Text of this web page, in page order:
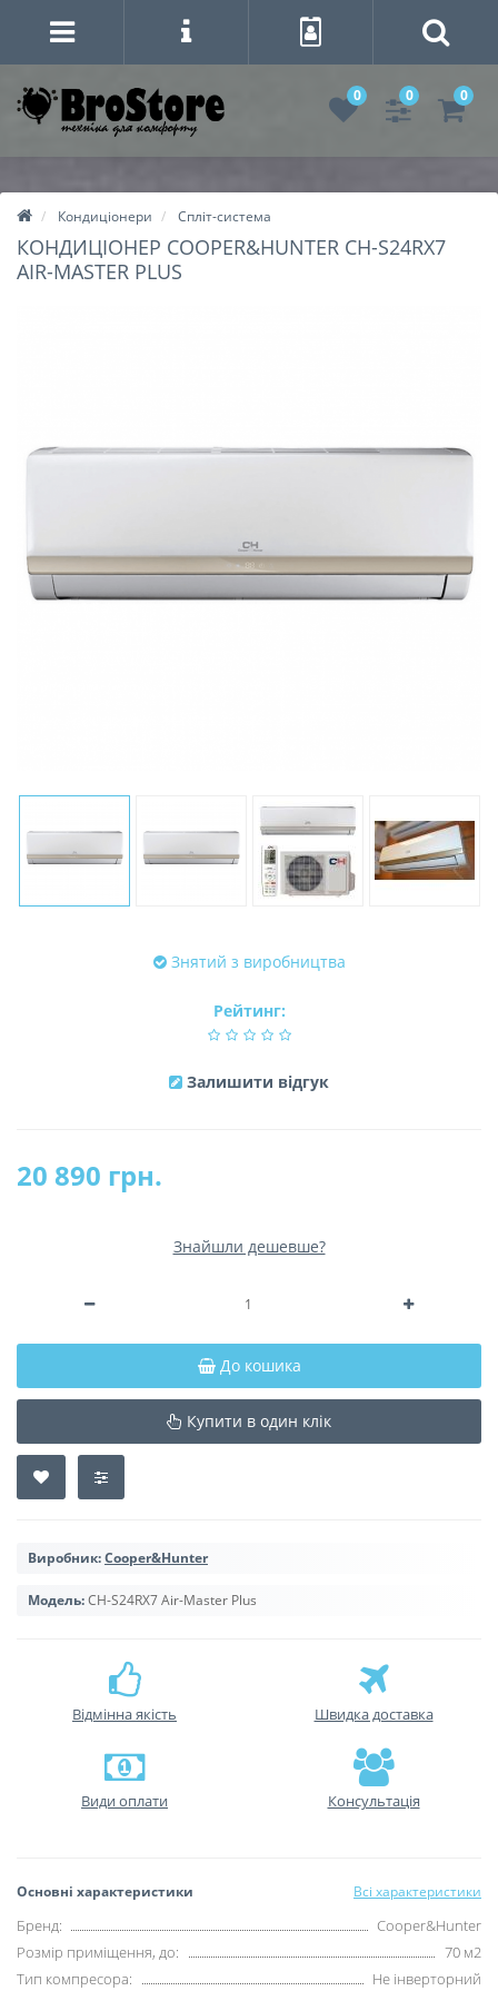
0 0 0
Кондиціонери Спліт-система
КОНДИЦІОНЕР COOPER&HUNTER CH-S24RX7
AIR-MASTER PLUS
Знятий з виробництва
Рейтинг:
Залишити відгук
20 890 грн.
Знайшли дешевше?
До кошика
Купити в один клік
Виробник:Cooper&Hunter
Модель:CH-S24RX7 Air-Master Plus
Відмінна якість Швидка доставка
Види оплати Консультація
Основні характеристики Всі характеристики
Бренд:
Cooper&Hunter
Розмір приміщення, до:
70 м2
Тип компресора:
Не інверторний